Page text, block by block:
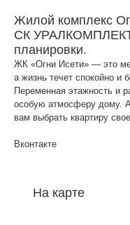
Жилой комплекс
СК УРАЛКОМПЛЕКТ:
планировки.
ЖК «Огни Исети» — это
а жизнь течет спокойно и
Переменная этажность и
особую атмосферу дому. А
вам выбрать квартиру
Вконтакте
На карте